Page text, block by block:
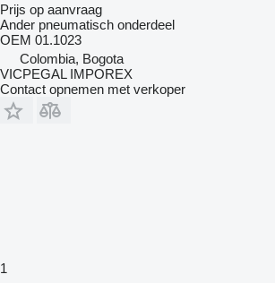
Prijs op aanvraag
Ander pneumatisch onderdeel
OEM 01.1023
Colombia, Bogota
VICPEGAL IMPOREX
Contact opnemen met verkoper
1